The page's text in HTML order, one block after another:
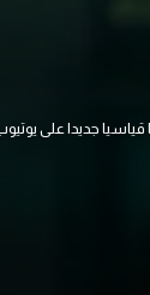
جديدا على